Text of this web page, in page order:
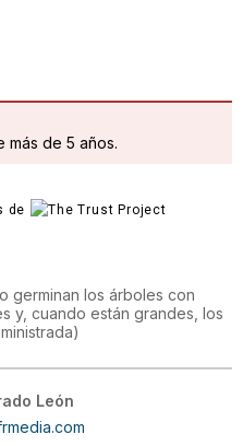
más de 5 años.
de
germinan los árboles con
y, cuando están grandes, los
)
León